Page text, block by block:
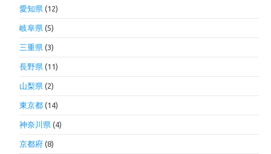
愛知県 (12)
岐阜県 (5)
三重県 (3)
長野県 (11)
山梨県 (2)
東京都 (14)
神奈川県 (4)
京都府 (8)